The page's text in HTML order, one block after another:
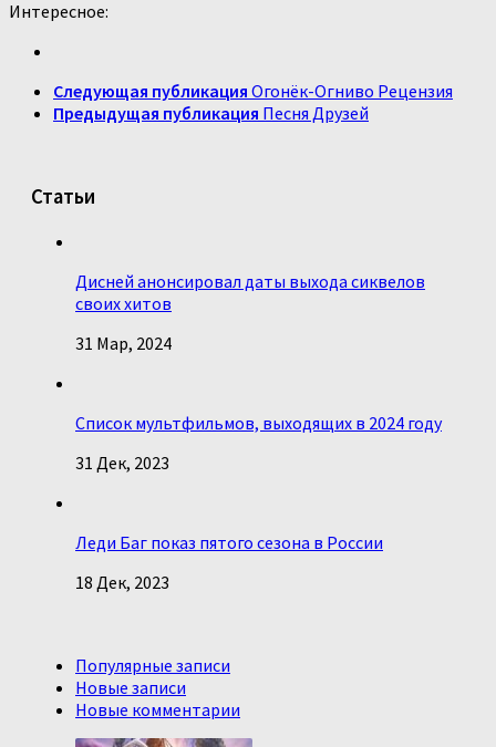
Интересное:
Следующая публикация Огонёк-Огниво Рецензия
Предыдущая публикация Песня Друзей
Статьи
Дисней анонсировал даты выхода сиквелов
своих хитов
31 Мар, 2024
Список мультфильмов, выходящих в 2024 году
31 Дек, 2023
Леди Баг показ пятого сезона в России
18 Дек, 2023
Популярные записи
Новые записи
Новые комментарии